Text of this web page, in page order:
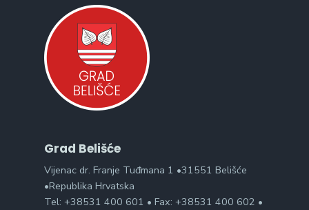
Grad Belišće
Vijenac dr. Franje Tuđmana 1 •31551 Belišće
•Republika Hrvatska
Tel: +38531 400 601 • Fax: +38531 400 602 •